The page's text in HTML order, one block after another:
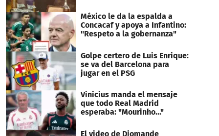
México le da la espalda a
Concacaf y apoya a Infantino:
"Respeto a la gobernanza"
Golpe certero de Luis Enrique:
se va del Barcelona para
jugar en el PSG
Vinicius manda el mensaje
que todo Real Madrid
esperaba: "Mourinho..."
El video de Diomande